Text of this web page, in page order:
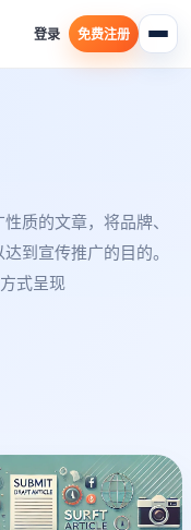
登录 免费注册
质的文章，将品牌、
到宣传推广的目的。
式呈现